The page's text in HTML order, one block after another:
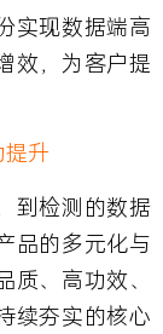
实现数据端高
效，为客户提
升
到检测的数据
品的多元化与
、高功效、
续夯实的核心